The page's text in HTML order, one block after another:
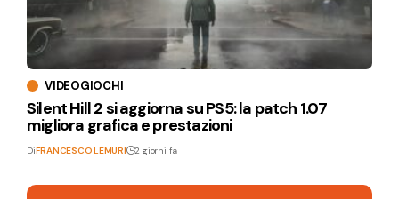
VIDEOGIOCHI
Silent Hill 2 si aggiorna su PS5: la patch 1.07
migliora grafica e prestazioni
DiFRANCESCO LEMURI 2 giorni fa